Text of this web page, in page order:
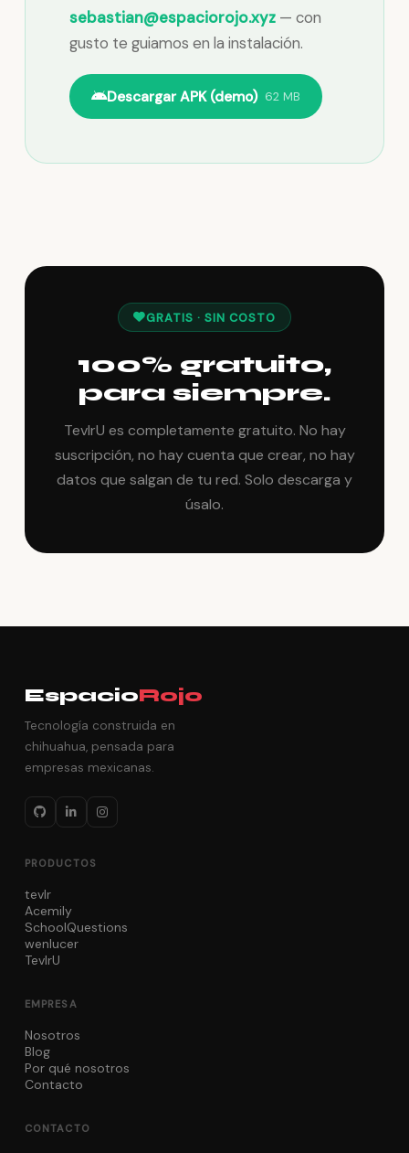
sebastian@espaciorojo.xyz— con
gusto te guiamos en la instalación.
Descargar APK (demo) 62 MB
GRATIS · SIN COSTO
100% gratuito,
para siempre.
TevlrU es completamente gratuito. No hay
suscripción, no hay cuenta que crear, no hay
datos que salgan de tu red. Solo descarga y
úsalo.
EspacioRojo
Tecnología construida en
chihuahua, pensada para
empresas mexicanas.
PRODUCTOS
tevlr
Acemily
SchoolQuestions
wenlucer
TevlrU
EMPRESA
Nosotros
Blog
Por qué nosotros
Contacto
CONTACTO